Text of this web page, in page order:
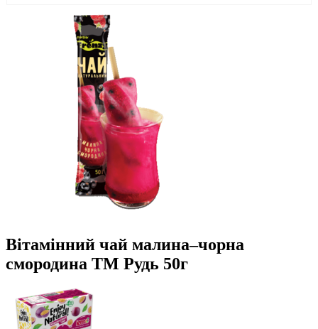
Вітамінний чай малина–чорна
смородина ТМ Рудь 50г